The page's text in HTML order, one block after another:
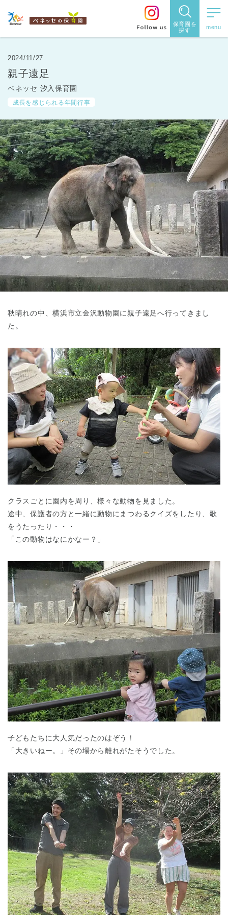
保育園を
探す
保育園を探す
す
都道府県
から探す
東京都
東京都 全域
2024/11/27
親子遠足
ベネッセ 汐入保育園
成長を感じられる年間行事
秋晴れの中、横浜市立金沢動物園に親子遠足へ行ってきまし
た。
クラスごとに園内を周り、様々な動物を見ました。
途中、保護者の方と一緒に動物にまつわるクイズをしたり、歌
をうたったり・・・
「この動物はなにかなー？」
子どもたちに大人気だったのはぞう！
「大きいねー。」その場から離れがたそうでした。